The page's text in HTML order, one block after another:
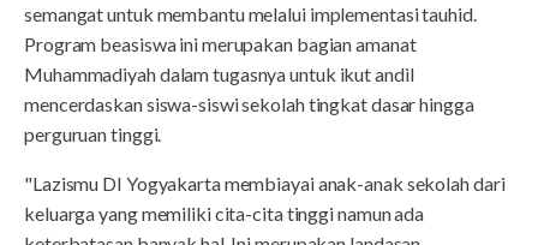
semangat untuk membantu melalui implementasi tauhid.
Program beasiswa ini merupakan bagian amanat
Muhammadiyah dalam tugasnya untuk ikut andil
mencerdaskan siswa-siswi sekolah tingkat dasar hingga
perguruan tinggi.
"Lazismu DI Yogyakarta membiayai anak-anak sekolah dari
keluarga yang memiliki cita-cita tinggi namun ada